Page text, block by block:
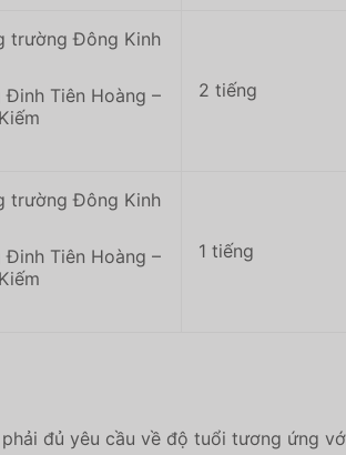
trường Đông Kinh
Tiên Hoàng –
2 tiếng
trường Đông Kinh
Tiên Hoàng –
1 tiếng
đủ yêu cầu về độ tuổi tương ứng